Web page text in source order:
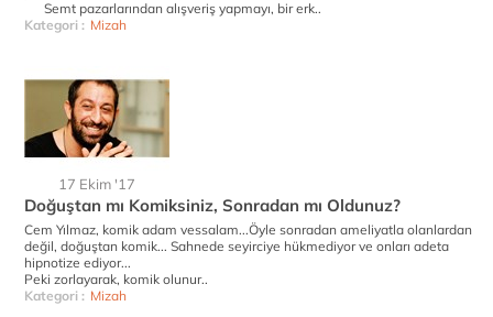
Semt pazarlarından alışveriş yapmayı, bir erk..
Kategori : Mizah
17 Ekim '17
Doğuştan mı Komiksiniz, Sonradan mı Oldunuz?
Cem Yılmaz, komik adam vessalam...Öyle sonradan ameliyatla olanlardan
değil, doğuştan komik... Sahnede seyirciye hükmediyor ve onları adeta
hipnotize ediyor...
Peki zorlayarak, komik olunur..
Kategori : Mizah